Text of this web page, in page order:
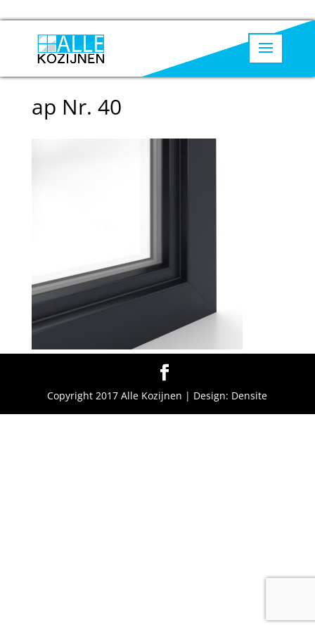
ap Nr. 40
Copyright 2017 Alle Kozijnen | Design: Densite